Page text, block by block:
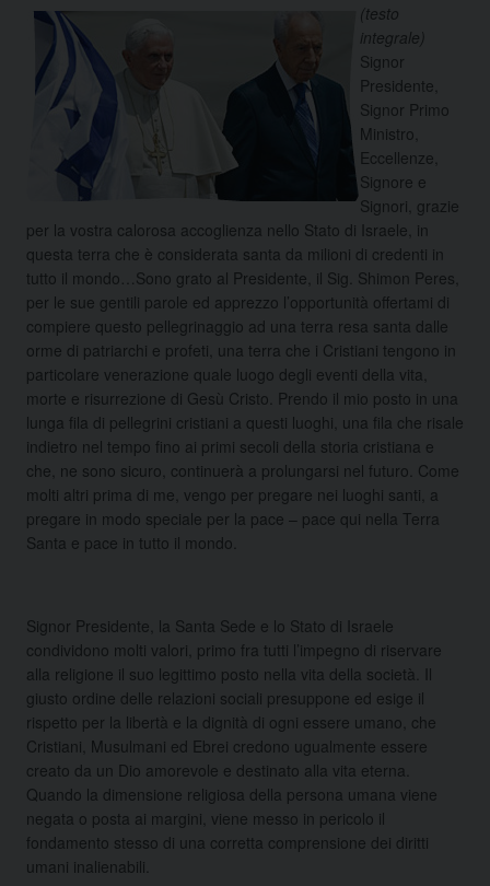
(testo
integrale)
Signor
Presidente,
Signor Primo
Ministro,
Eccellenze,
Signore e
Signori, grazie
per la vostra calorosa accoglienza nello Stato di Israele, in
questa terra che è considerata santa da milioni di credenti in
tutto il mondo… Sono grato al Presidente, il Sig. Shimon Peres,
per le sue gentili parole ed apprezzo l’opportunità offertami di
compiere questo pellegrinaggio ad una terra resa santa dalle
orme di patriarchi e profeti, una terra che i Cristiani tengono in
particolare venerazione quale luogo degli eventi della vita,
morte e risurrezione di Gesù Cristo. Prendo il mio posto in una
lunga fila di pellegrini cristiani a questi luoghi, una fila che risale
indietro nel tempo fino ai primi secoli della storia cristiana e
che, ne sono sicuro, continuerà a prolungarsi nel futuro. Come
molti altri prima di me, vengo per pregare nei luoghi santi, a
pregare in modo speciale per la pace – pace qui nella Terra
Santa e pace in tutto il mondo.
Signor Presidente, la Santa Sede e lo Stato di Israele
condividono molti valori, primo fra tutti l’impegno di riservare
alla religione il suo legittimo posto nella vita della società. Il
giusto ordine delle relazioni sociali presuppone ed esige il
rispetto per la libertà e la dignità di ogni essere umano, che
Cristiani, Musulmani ed Ebrei credono ugualmente essere
creato da un Dio amorevole e destinato alla vita eterna.
Quando la dimensione religiosa della persona umana viene
negata o posta ai margini, viene messo in pericolo il
fondamento stesso di una corretta comprensione dei diritti
umani inalienabili.